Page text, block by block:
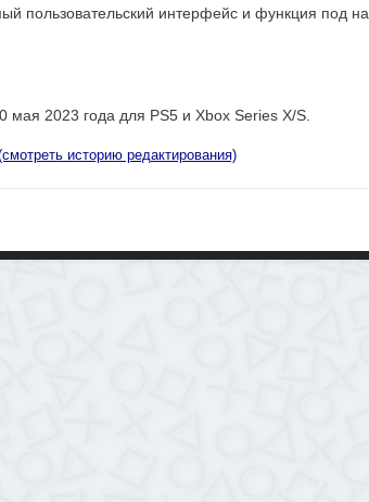
пользовательский интерфейс и функция под
2023 года для PS5 и Xbox Series X/S.
историю редактирования)